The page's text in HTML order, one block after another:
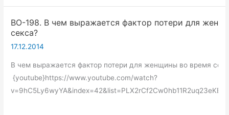
ВО-198. В чем выражается фактор потери для
секса?
17.12.2014
В чем выражается фактор потери для женщины во время
{youtube}https://www.youtube.com/watch?